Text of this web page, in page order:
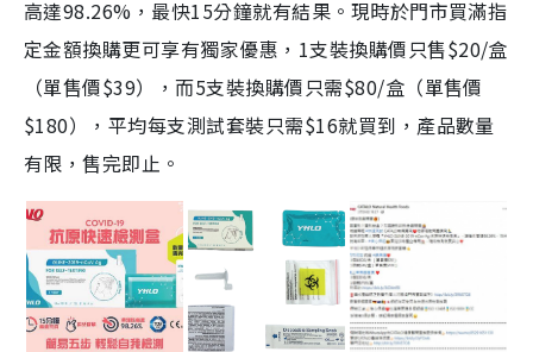
高達98.26%，最快15分鐘就有結果。現時於門市買滿指
定金額換購更可享有獨家優惠，1支裝換購價只售$20/盒
（單售價$39），而5支裝換購價只需$80/盒（單售價
$180），平均每支測試套裝只需$16就買到，產品數量
有限，售完即止。